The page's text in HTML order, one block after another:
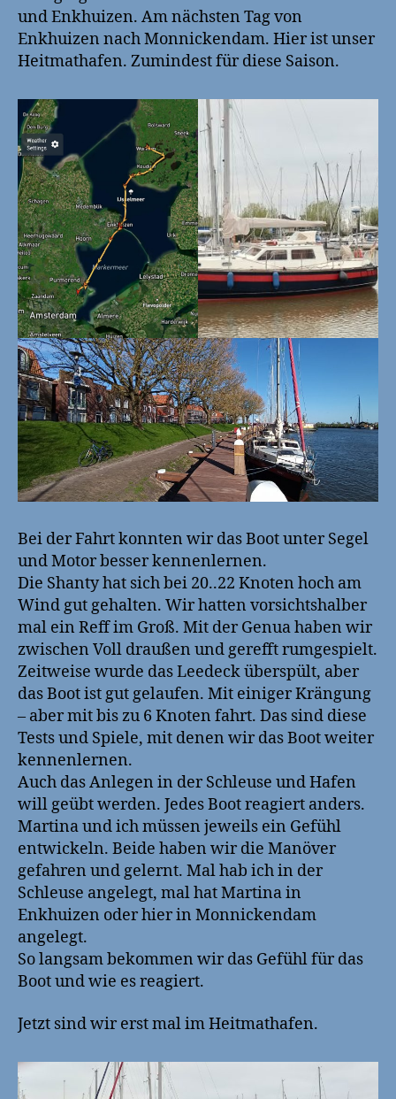
und Enkhuizen. Am nächsten Tag von
Enkhuizen nach Monnickendam. Hier ist unser
Heitmathafen. Zumindest für diese Saison.
Bei der Fahrt konnten wir das Boot unter Segel
und Motor besser kennenlernen.
Die Shanty hat sich bei 20..22 Knoten hoch am
Wind gut gehalten. Wir hatten vorsichtshalber
mal ein Reff im Groß. Mit der Genua haben wir
zwischen Voll draußen und gerefft rumgespielt.
Zeitweise wurde das Leedeck überspült, aber
das Boot ist gut gelaufen. Mit einiger Krängung
– aber mit bis zu 6 Knoten fahrt. Das sind diese
Tests und Spiele, mit denen wir das Boot weiter
kennenlernen.
Auch das Anlegen in der Schleuse und Hafen
will geübt werden. Jedes Boot reagiert anders.
Martina und ich müssen jeweils ein Gefühl
entwickeln. Beide haben wir die Manöver
gefahren und gelernt. Mal hab ich in der
Schleuse angelegt, mal hat Martina in
Enkhuizen oder hier in Monnickendam
angelegt.
So langsam bekommen wir das Gefühl für das
Boot und wie es reagiert.
Jetzt sind wir erst mal im Heitmathafen.